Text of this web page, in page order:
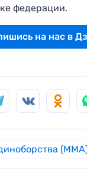
федерации.
на нас в